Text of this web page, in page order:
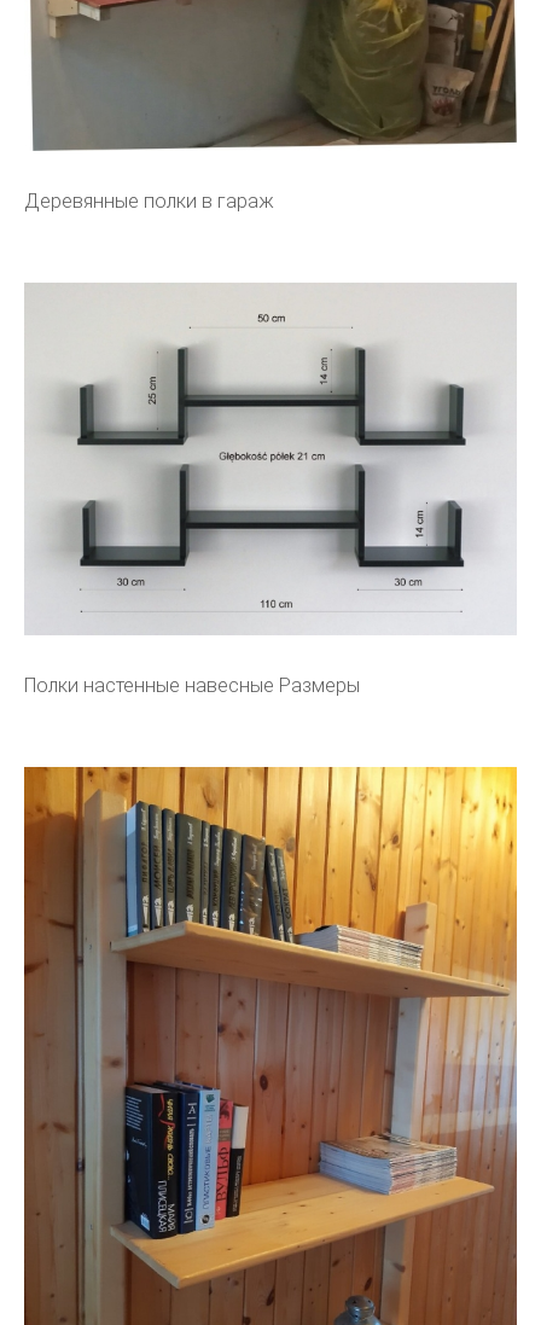
Деревянные полки в гараж
Полки настенные навесные Размеры